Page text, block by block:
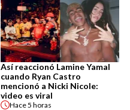
Así reaccionó Lamine Yamal
cuando Ryan Castro
mencionó a Nicki Nicole:
video es viral
Hace5 horas